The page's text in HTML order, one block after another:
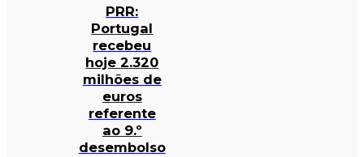
PRR:
Portugal
recebeu
hoje 2.320
milhões de
euros
referente
ao 9.º
desembolso